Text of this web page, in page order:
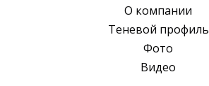
О компании
Теневой профиль
Фото
Видео